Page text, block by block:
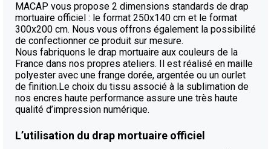
MACAP vous propose 2 dimensions standards de drap
mortuaire officiel : le format 250x140 cm et le format
300x200 cm. Nous vous offrons également la possibilité
de confectionner ce produit sur mesure.
Nous fabriquons le drap mortuaire aux couleurs de la
France dans nos propres ateliers. Il est réalisé en maille
polyester avec une frange dorée, argentée ou un ourlet
de finition.Le choix du tissu associé à la sublimation de
nos encres haute performance assure une très haute
qualité d’impression numérique.
L’utilisation du drap mortuaire officiel